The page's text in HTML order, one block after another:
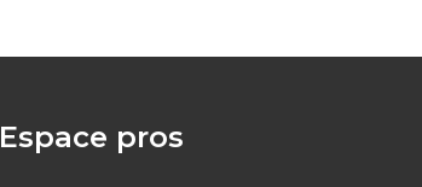
Espace pros